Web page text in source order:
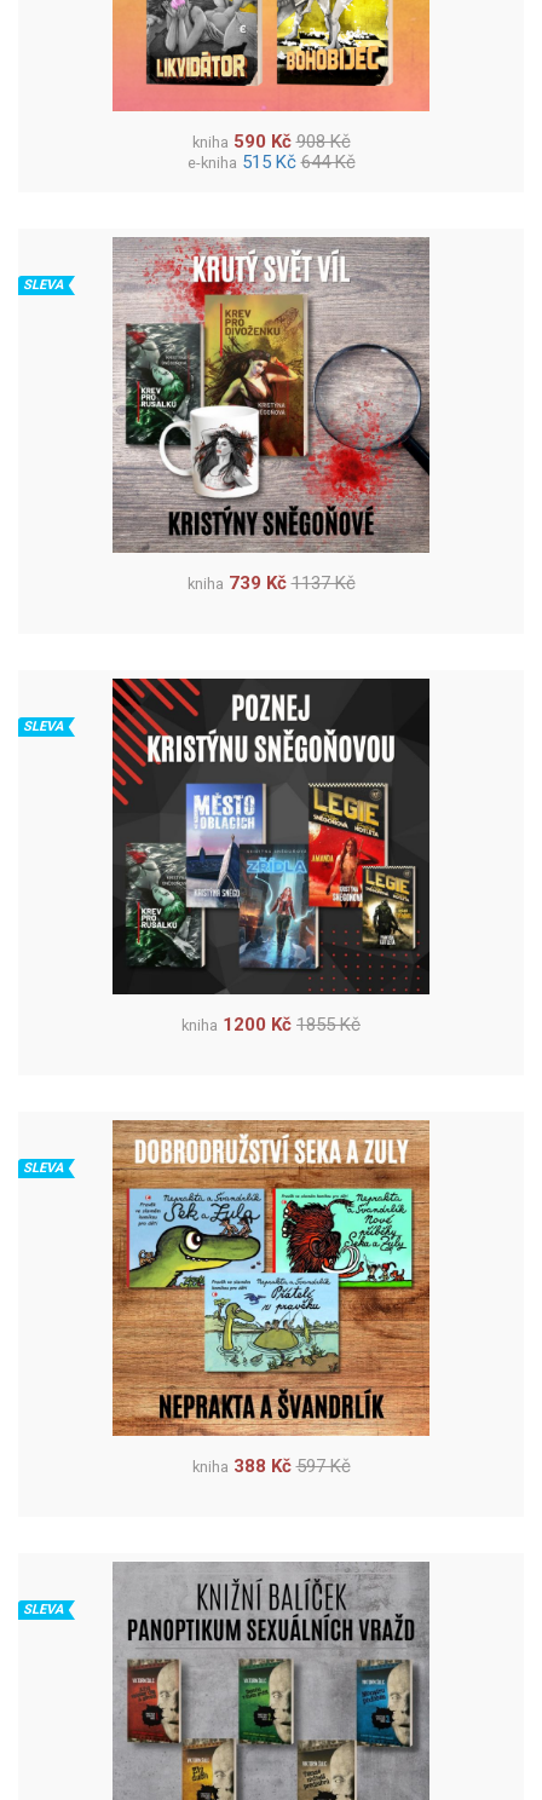
kniha 590 Kč 908 Kč
e-kniha 515 Kč 644 Kč
SLEVA
kniha 739 Kč 1137 Kč
SLEVA
kniha 1200 Kč 1855 Kč
SLEVA
kniha 388 Kč 597 Kč
SLEVA